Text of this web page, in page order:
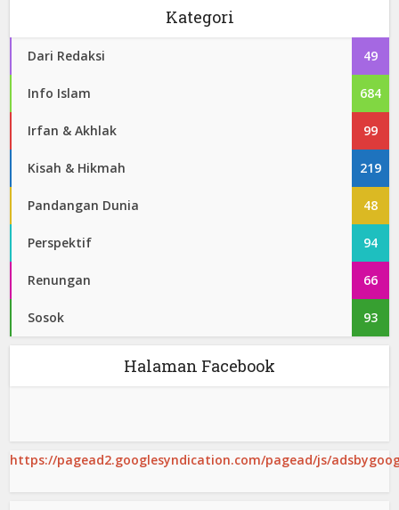
Kategori
Dari Redaksi 49
Info Islam 684
Irfan & Akhlak 99
Kisah & Hikmah 219
Pandangan Dunia 48
Perspektif 94
Renungan 66
Sosok 93
Halaman Facebook
https://pagead2.googlesyndication.com/pagead/js/